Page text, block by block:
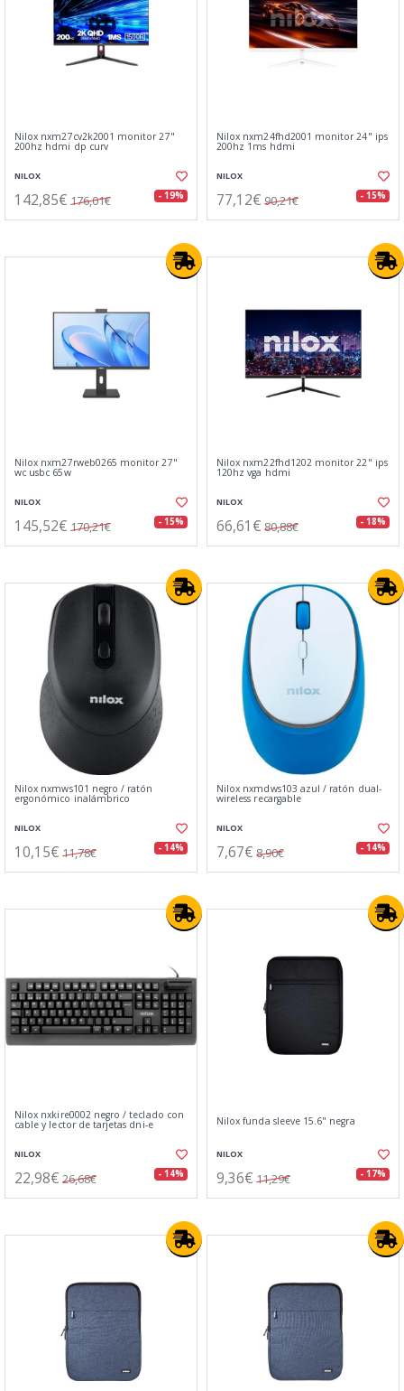
Nilox nxm27cv2k2001 monitor 27"
200hz hdmi dp curv
NILOX
142,85€ 176,01€ - 19%
Nilox nxm24fhd2001 monitor 24" ips
200hz 1ms hdmi
NILOX
77,12€ 90,21€ - 15%
Nilox nxm27rweb0265 monitor 27"
wc usbc 65w
NILOX
145,52€ 170,21€ - 15%
Nilox nxm22fhd1202 monitor 22" ips
120hz vga hdmi
NILOX
66,61€ 80,88€ - 18%
Nilox nxmws101 negro / ratón
ergonómico inalámbrico
NILOX
10,15€ 11,78€ - 14%
Nilox nxmdws103 azul / ratón dual-
wireless recargable
NILOX
7,67€ 8,90€ - 14%
Nilox nxkire0002 negro / teclado con
cable y lector de tarjetas dni-e
NILOX
22,98€ 26,68€ - 14%
Nilox funda sleeve 15.6" negra
NILOX
9,36€ 11,29€ - 17%